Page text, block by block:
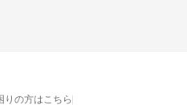
りの方はこちら